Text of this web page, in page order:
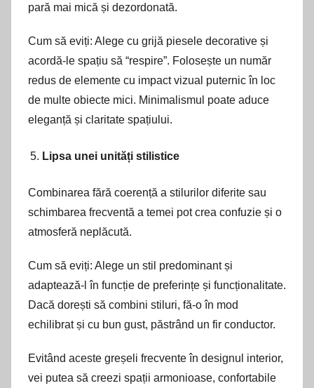
pară mai mică și dezordonată.
Cum să eviți: Alege cu grijă piesele decorative și
acordă-le spațiu să “respire”. Folosește un număr
redus de elemente cu impact vizual puternic în loc
de multe obiecte mici. Minimalismul poate aduce
eleganță și claritate spațiului.
Lipsa unei unități stilistice
Combinarea fără coerență a stilurilor diferite sau
schimbarea frecventă a temei pot crea confuzie și o
atmosferă neplăcută.
Cum să eviți: Alege un stil predominant și
adaptează-l în funcție de preferințe și funcționalitate.
Dacă dorești să combini stiluri, fă-o în mod
echilibrat și cu bun gust, păstrând un fir conductor.
Evitând aceste greșeli frecvente în designul interior,
vei putea să creezi spații armonioase, confortabile